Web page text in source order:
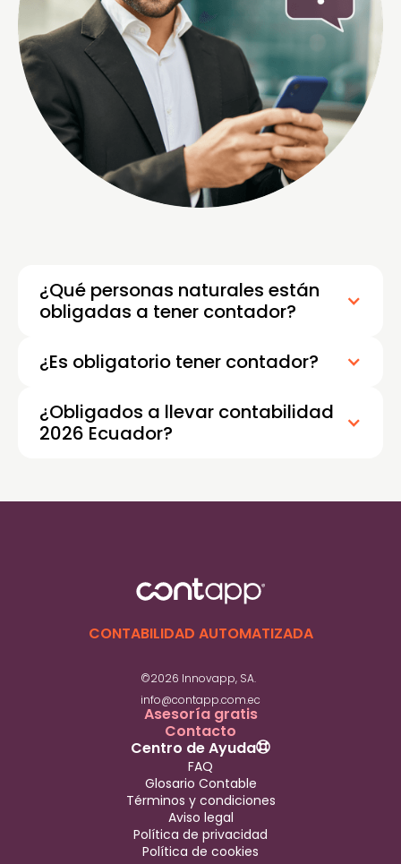
¿Qué personas naturales están
obligadas a tener contador?
¿Es obligatorio tener contador?
¿Obligados a llevar contabilidad
2026 Ecuador?
contabilidad en Ecuador en 2026, aplica para
los demás contribuyentes deben al menos
ingresos y gastos.
CONTABILIDAD AUTOMATIZADA
©2026 Innovapp, SA.
info@contapp.com.ec
Asesoría gratis
Contacto
Centro de Ayuda
FAQ
Glosario Contable
Términos y condiciones
Aviso legal
Política de privacidad
Política de cookies